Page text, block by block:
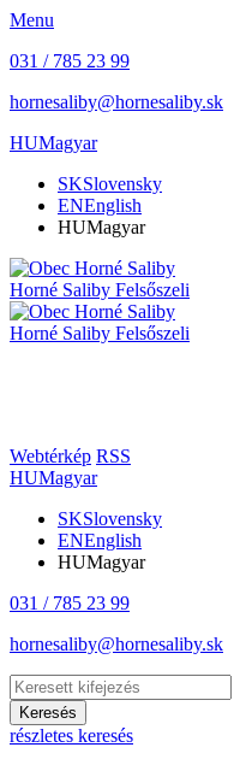
Menu
031 / 785 23 99
hornesaliby@hornesaliby.sk
HUMagyar
SKSlovensky
ENEnglish
HUMagyar
Horné Saliby Felsőszeli
Horné Saliby Felsőszeli
Webtérkép RSS
HUMagyar
SKSlovensky
ENEnglish
HUMagyar
031 / 785 23 99
hornesaliby@hornesaliby.sk
Keresés
részletes keresés